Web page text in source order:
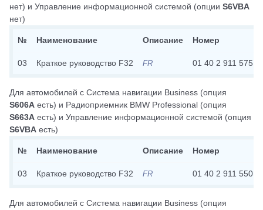
нет) и Управление информационной системой (опции S6VBA
нет)
№ Наименование Описание Номер
03 Краткое руководство F32 FR 01 40 2 911 575
Для автомобилей с Система навигации Business (опция
S606A есть) и Радиоприемник BMW Professional (опция
S663A есть) и Управление информационной системой (опция
S6VBA есть)
№ Наименование Описание Номер
03 Краткое руководство F32 FR 01 40 2 911 550
Для автомобилей с Система навигации Business (опция